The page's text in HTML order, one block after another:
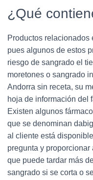
¿Qué
Productos relacionados
pues algunos de estos
riesgo de sangrado el
moretones o sangrado
Andorra sin receta, su
hoja de información del
Existen algunos
que se denominan
al cliente está
pregunta y
que puede tardar más
sangrado si se corta o